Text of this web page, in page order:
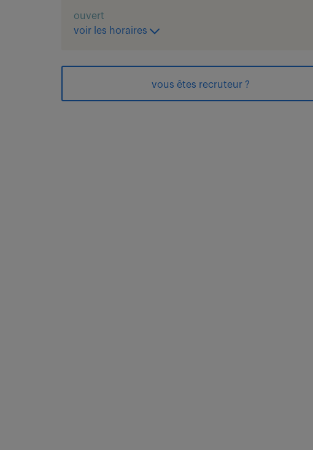
ouvert
voir les horaires
vous êtes recruteur ?